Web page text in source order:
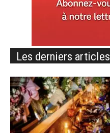
Les derniers articles